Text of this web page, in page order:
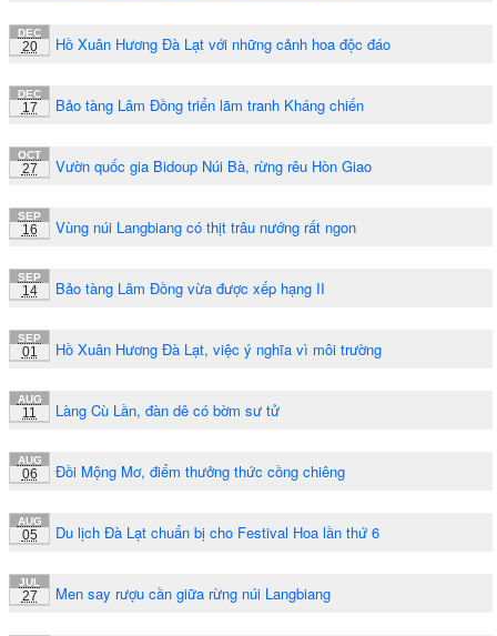
DEC
20 Hồ Xuân Hương Đà Lạt với những cảnh hoa độc đáo
DEC
17 Bảo tàng Lâm Đồng triển lãm tranh Kháng chiến
OCT
27 Vườn quốc gia Bidoup Núi Bà, rừng rêu Hòn Giao
SEP
16 Vùng núi Langbiang có thịt trâu nướng rất ngon
SEP
14 Bảo tàng Lâm Đồng vừa được xếp hạng II
SEP
01 Hồ Xuân Hương Đà Lạt, việc ý nghĩa vì môi trường
AUG
11 Làng Cù Lần, đàn dê có bờm sư tử
AUG
06 Đồi Mộng Mơ, điểm thưởng thức cồng chiêng
AUG
05 Du lịch Đà Lạt chuẩn bị cho Festival Hoa lần thứ 6
JUL
27 Men say rượu cần giữa rừng núi Langbiang